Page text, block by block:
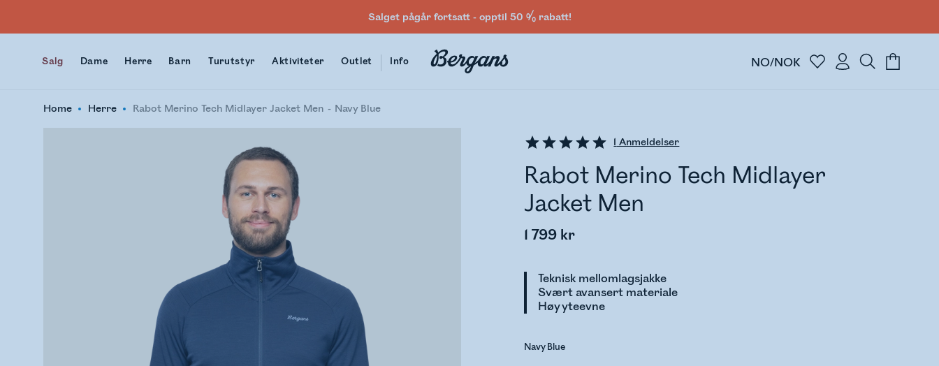
Salget pågår fortsatt - opptil 50 % rabatt!
Salg Dame Herre Barn Turutstyr Aktiviteter Outlet Info NO/NOK
Home Herre Rabot Merino Tech Midlayer Jacket Men Navy Blue
1 Anmeldelser
Rabot Merino Tech Midlayer
Jacket Men
1 799 kr
Teknisk mellomlagsjakke
Svært avansert materiale
Høy yteevne
Navy Blue